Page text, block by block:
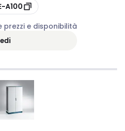
A100
prezzi e disponibilità